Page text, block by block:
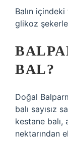
Balın
glikoz
BAL?
Doğal
balı sayısız
kestane balı,
nektarından